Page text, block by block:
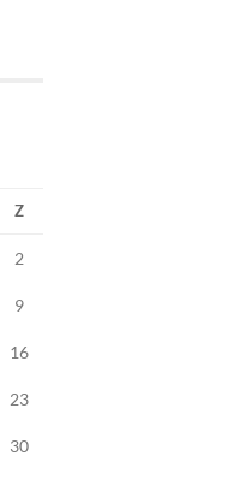
Z
2
9
16
23
30